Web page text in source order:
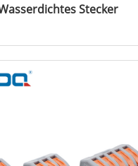
Stecker